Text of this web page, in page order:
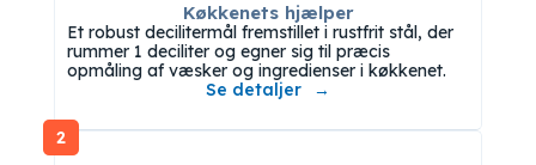
Køkkenets hjælper
Et robust decilitermål fremstillet i rustfrit stål, der
rummer 1 deciliter og egner sig til præcis
opmåling af væsker og ingredienser i køkkenet.
Se detaljer
2